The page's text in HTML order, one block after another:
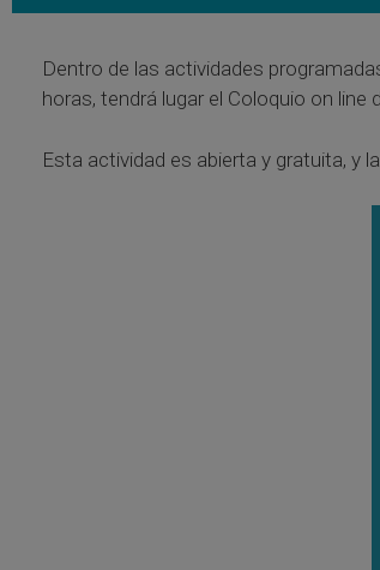
Dentro de las actividades
horas, tendrá lugar el Coloquio on
Esta actividad es abierta y gratuita, y